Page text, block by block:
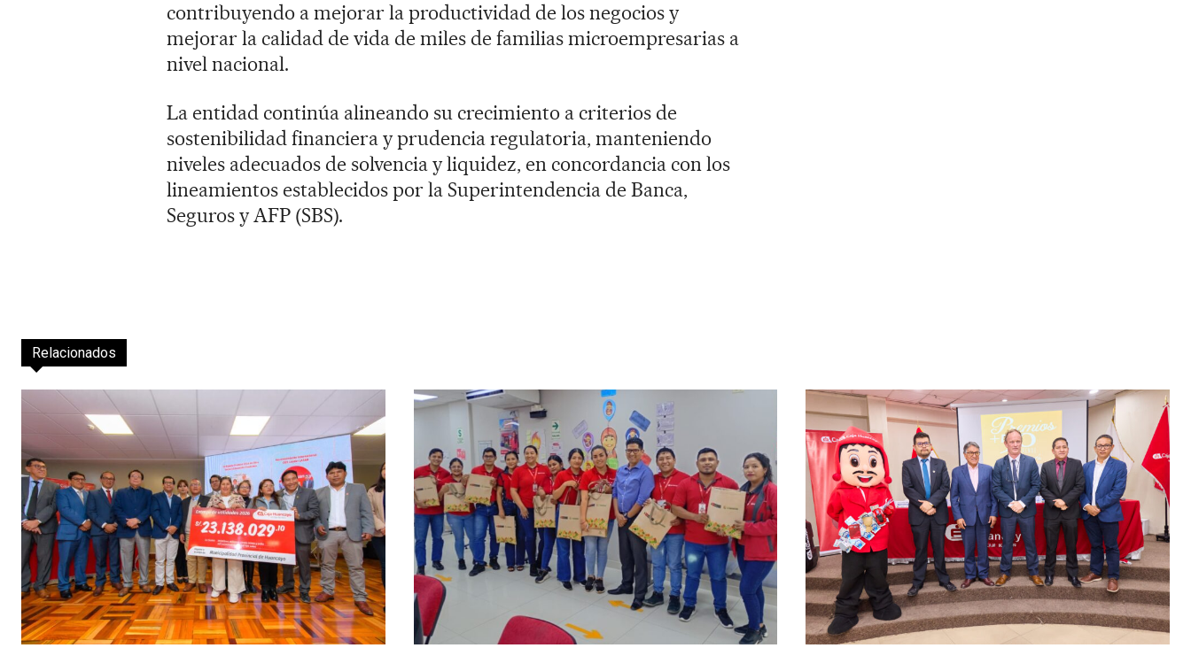
contribuyendo a mejorar la productividad de los negocios y
mejorar la calidad de vida de miles de familias microempresarias a
nivel nacional.
La entidad continúa alineando su crecimiento a criterios de
sostenibilidad financiera y prudencia regulatoria, manteniendo
niveles adecuados de solvencia y liquidez, en concordancia con los
lineamientos establecidos por la Superintendencia de Banca,
Seguros y AFP (SBS).
Relacionados